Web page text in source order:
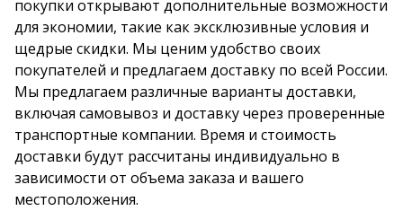
покупки открывают дополнительные возможности
для экономии, такие как эксклюзивные условия и
щедрые скидки. Мы ценим удобство своих
покупателей и предлагаем доставку по всей России.
Мы предлагаем различные варианты доставки,
включая самовывоз и доставку через проверенные
транспортные компании. Время и стоимость
доставки будут рассчитаны индивидуально в
зависимости от объема заказа и вашего
местоположения.